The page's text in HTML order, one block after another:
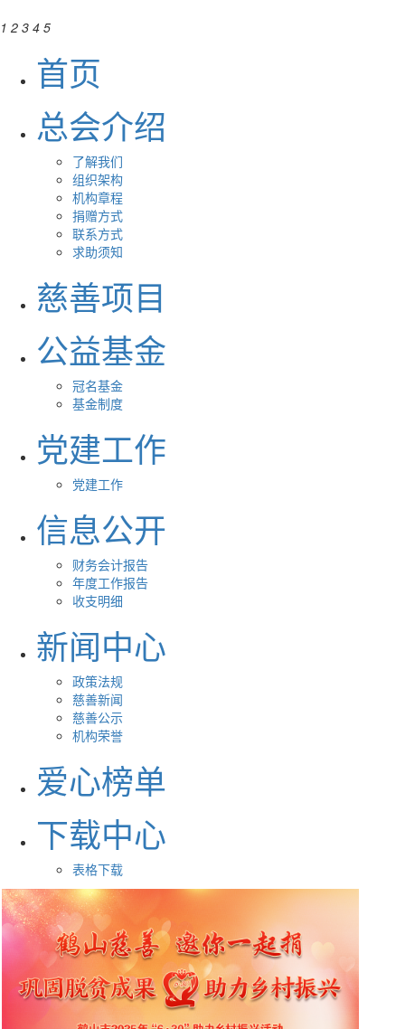
1 2 3 4 5
首页
总会介绍
了解我们
组织架构
机构章程
捐赠方式
联系方式
求助须知
慈善项目
公益基金
冠名基金
基金制度
党建工作
党建工作
信息公开
财务会计报告
年度工作报告
收支明细
新闻中心
政策法规
慈善新闻
慈善公示
机构荣誉
爱心榜单
下载中心
表格下载